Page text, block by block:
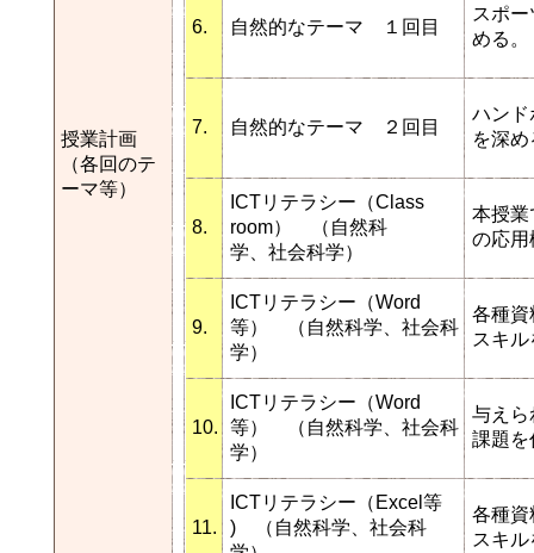
授業計画
（各回のテ
ーマ等）
6. 自然的なテーマ １回目
スポ
める。
7. 自然的なテーマ ２回目
ハンド
を深め
8.
ICTリテラシー（Class
room） （自然科
学、社会科学）
本授業
の応用
9.
ICTリテラシー（Word
等） （自然科学、社会科
学）
各種資
スキ
10.
ICTリテラシー（Word
等） （自然科学、社会科
学）
与えら
課題を
11.
ICTリテラシー（Excel等
) （自然科学、社会科
各種資
スキ